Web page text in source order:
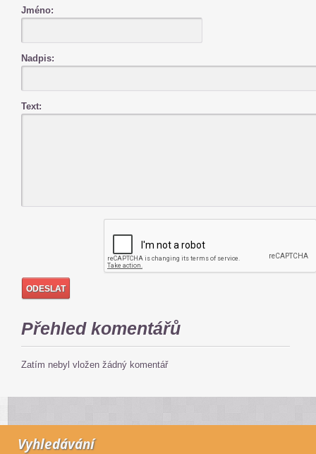
Jméno:
Nadpis:
Text:
Přehled komentářů
Zatím nebyl vložen žádný komentář
Vyhledávání